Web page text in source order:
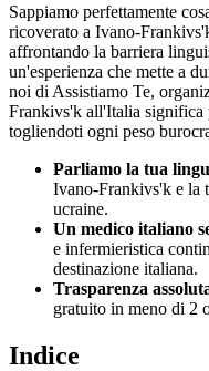
Sappiamo perfettamente
ricoverato a Ivano-
affrontando la barriera
un'esperienza che mette a
noi di Assistiamo Te,
Frankivs'k all'Italia significa
togliendoti ogni peso
Parliamo la tua
Ivano-Frankivs'k e la
ucraine.
Un medico italiano
e infermieristica
destinazione italiana.
Trasparenza
gratuito in meno di 2
Indice